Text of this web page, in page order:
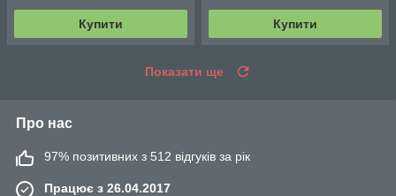
Купити Купити
Показати ще
Про нас
97% позитивних з 512 відгуків за рік
Працює з 26.04.2017